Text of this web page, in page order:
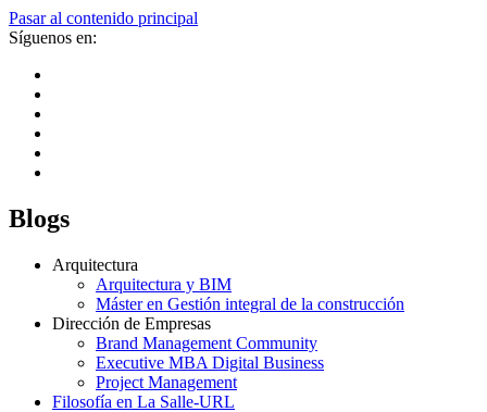
Pasar al contenido principal
Síguenos en:
Blogs
Arquitectura
Arquitectura y BIM
Máster en Gestión integral de la construcción
Dirección de Empresas
Brand Management Community
Executive MBA Digital Business
Project Management
Filosofía en La Salle-URL